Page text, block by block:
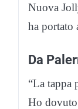
Nuova
ha portato
Da
“La tappa
Ho dovuto